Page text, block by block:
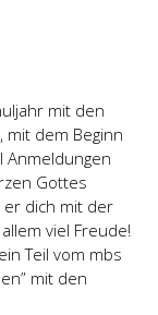
mit den
dem Beginn
Anmeldungen
Gottes
dich mit der
viel Freude!
Teil vom mbs
mit den